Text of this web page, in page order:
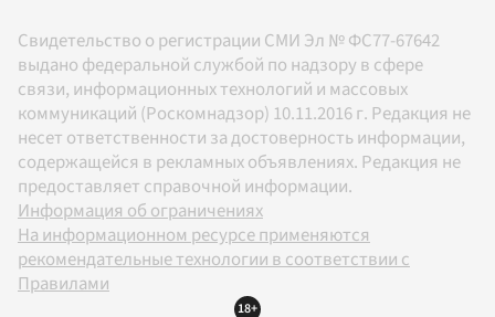
Свидетельство о регистрации СМИ Эл № ФС77-67642
выдано федеральной службой по надзору в сфере
связи, информационных технологий и массовых
коммуникаций (Роскомнадзор) 10.11.2016 г. Редакция не
несет ответственности за достоверность информации,
содержащейся в рекламных объявлениях. Редакция не
предоставляет справочной информации.
Информация об ограничениях
На информационном ресурсе применяются
рекомендательные технологии в соответствии с
Правилами
18+